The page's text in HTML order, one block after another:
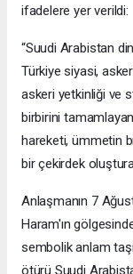
ifadelere yer verildi:
“Suudi Arabistan
Türkiye siyasi,
askeri yetkinliği ve
birbirini
hareketi, ümmetin
bir çekirdek
Anlaşmanın 7
Haram'ın
sembolik anlam
ötürü Suudi